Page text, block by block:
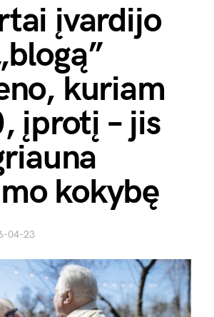
įvardijo
kuriam
įprotį – jis
kokybę
04-23